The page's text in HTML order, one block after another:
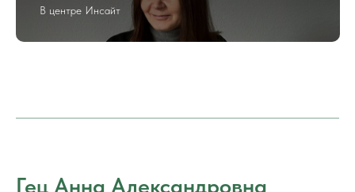
В центре Инсайт
Гец Анна Александровна